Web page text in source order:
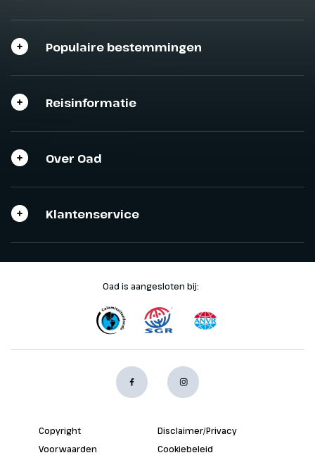
Populaire bestemmingen
Reisinformatie
Over Oad
Klantenservice
Oad is aangesloten bij:
Copyright
Disclaimer/Privacy
Voorwaarden
Cookiebeleid